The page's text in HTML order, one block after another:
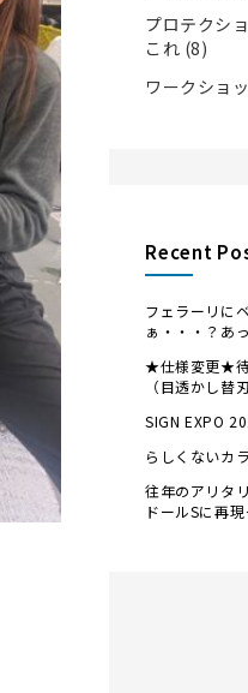
プロテクシ
これ (8)
ワークショ
Recent
フェラーリに
ぁ・・・？あ
★仕様変更★待
（目透かし替
SIGN EXPO
らしくないカ
往年のアリタ
ドールSに再現